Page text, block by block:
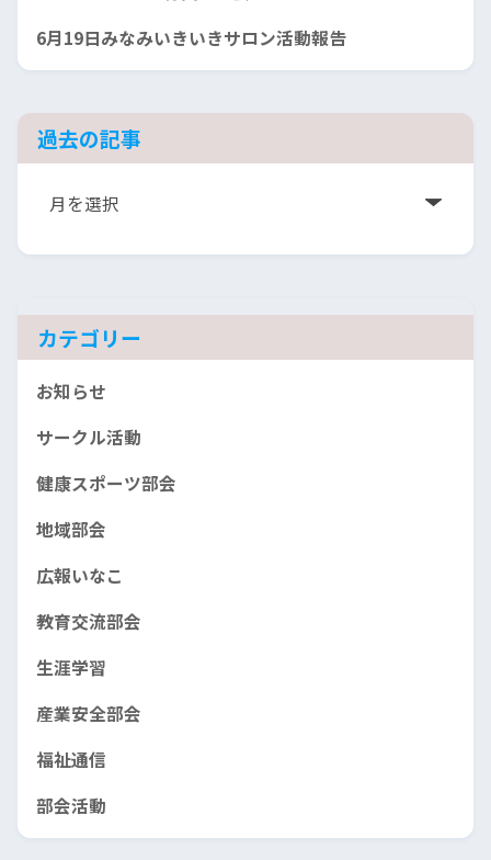
6月19日みなみいきいきサロン活動報告
過去の記事
ア
カ
ブ
カテゴリー
お知らせ
サークル活動
健康スポーツ部会
地域部会
広報いなこ
教育交流部会
生涯学習
産業安全部会
福祉通信
部会活動